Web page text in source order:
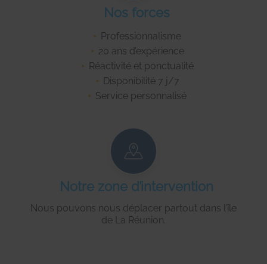
Nos forces
Professionnalisme
20 ans d’expérience
Réactivité et ponctualité
Disponibilité 7 j/7
Service personnalisé
Notre zone d’intervention
Nous pouvons nous déplacer partout dans l’île
de La Réunion.